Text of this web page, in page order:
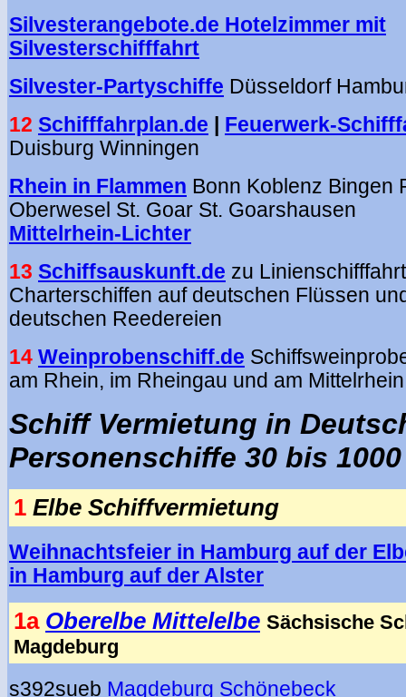
Silvesterangebote.de Hotelzimmer mit
Silvesterschifffahrt
Silvester-Partyschiffe Düsseldorf
12 Schifffahrplan.de
Feuerwerk-
Duisburg Winningen
Rhein in Flammen Bonn Koblenz Bingen
Oberwesel St. Goar St. Goarshausen
Mittelrhein-Lichter
13 Schiffsauskunft.de zu
Charterschiffen auf deutschen Flüssen
deutschen Reedereien
14 Weinprobenschiff.de
am Rhein, im Rheingau und am Mittelrhein
Schiff Vermietung in
Personenschiffe 30 bis
1 Elbe Schiffvermietung
Weihnachtsfeier in Hamburg auf der
in Hamburg auf der Alster
1a Oberelbe Mittelelbe Sächsische
Magdeburg
s392sueb Magdeburg Schönebeck